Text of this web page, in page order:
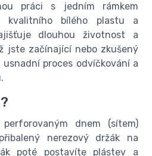
práci s jedním rámkem
kvalitního bílého plastu a
dlouhou životnost a
jste začínající nebo zkušený
proces odvíčkování a
dnem (sítem)
nerezový držák na
poté postavíte plástev a